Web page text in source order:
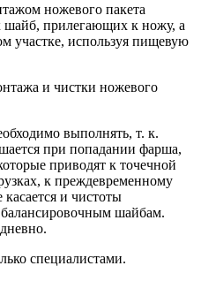
ножевого пакета
шайб, прилегающих к ножу, а
участке, используя пищевую
и чистки ножевого
выполнять, т. к.
при попадании фарша,
приводят к точечной
к преждевременному
и чистоты
шайбам.
специалистами.